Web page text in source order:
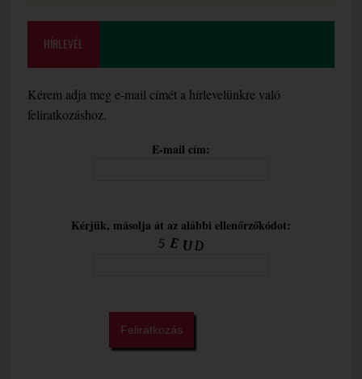
HÍRLEVÉL
Kérem adja meg e-mail címét a hírlevelünkre való
feliratkozáshoz.
E-mail cím:
Kérjük, másolja át az alábbi ellenőrzőkódot: